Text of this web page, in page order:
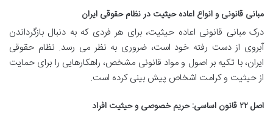
مبانی قانونی و انواع اعاده حیثیت در نظام حقوقی ایران
درک مبانی قانونی اعاده حیثیت، برای هر فردی که به دنبال بازگرداندن
آبروی از دست رفته خود است، ضروری به نظر می رسد. نظام حقوقی
ایران، با تکیه بر اصول و مواد قانونی مشخص، راهکارهایی را برای حمایت
از حیثیت و کرامت اشخاص پیش بینی کرده است.
اصل ۲۲ قانون اساسی: حریم خصوصی و حیثیت افراد